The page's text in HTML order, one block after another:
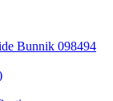
Bunnik 098494